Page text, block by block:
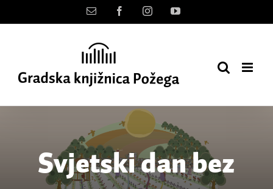
to
Kontakt FacebookInstagramYouTube
Svjetski dan bez